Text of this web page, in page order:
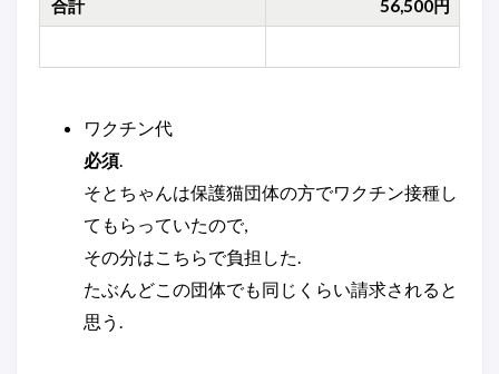
合計 56,500円
ワクチン代
必須
そとちゃんは保護猫団体の方でワクチン接種し
てもらっていたので,
その分はこちらで負担した.
たぶんどこの団体でも同じくらい請求されると
思う.